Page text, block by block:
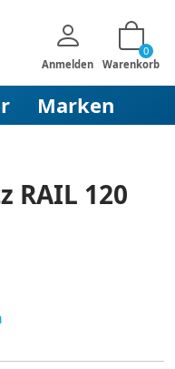
Anmelden Warenkorb
0
Marken
RAIL 120